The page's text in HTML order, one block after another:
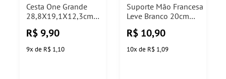
Cesta One Grande
28,8X19,1X12,3cm
R$ 9,90
9x de R$ 1,10
Suporte Mão Francesa
Leve Branco 20cm
R$ 10,90
10x de R$ 1,09